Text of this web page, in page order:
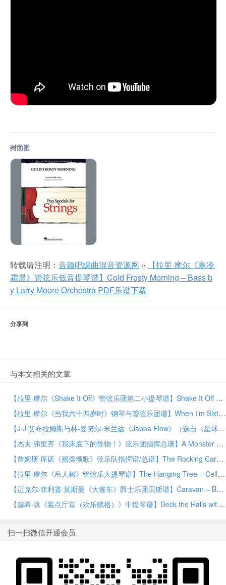
封面图
转载请注明： 音频吧编曲混音资源网 »
【拉里·摩尔《寒冷
霜晨》管弦乐低音提琴谱】Cold Frosty Morning – Bass b
y Larry Moore Orchestra PDF乐谱下载
分享到
与本文相关的文章
【拉里·摩尔《Shake It Off》管弦乐团第二小提琴谱】Shake It Off – Violin 2 by Larry Moore Orchestra PDF乐谱下载
【拉里·摩尔《当我六十四岁时》钢琴与管弦乐团谱】When I’m Sixty-Four – Piano by Larry Moore Orchestra PDF乐谱下载
【J·J·艾布拉姆斯与林-曼努尔·米兰达《Jabba Flow》（选自《星球大战：原力觉醒》）大提琴与管弦乐谱】Jabba Flow (from Star Wars: The Force Awakens) – Cello by J.J. Abrams and Lin-Manuel Miranda Orchestra PDF乐谱下载
【杰夫·弗里齐《我床底下的怪物！》弦乐团指挥总谱】A Monster Under My Bed! – Conductor Score (Full Score) by Jeff Frizzi String Orchestra PDF乐谱下载
【詹姆斯·库诺《摇摆颂歌》弦乐队指挥谱/总谱】The Rocking Carol – Conductor Score (Full Score) by James Curnow String Orchestra PDF乐谱下载
【拉里·摩尔《吊人树》管弦乐大提琴谱】The Hanging Tree – Cello by Larry Moore Orchestra PDF乐谱下载
【迈克尔·菲利普·莫斯曼《大篷车》爵士乐团贝斯谱】Caravan – Bass by Michael Philip Mossman Jazz Ensemble PDF乐谱下载
【赫希·凯《装点厅堂（欢乐赋格）》中提琴谱】Deck the Halls with Boughs of Holly (A Merry Fugue) – Viola by Hershy Kay Orchestra PDF乐谱下载
扫一扫微信开通会员